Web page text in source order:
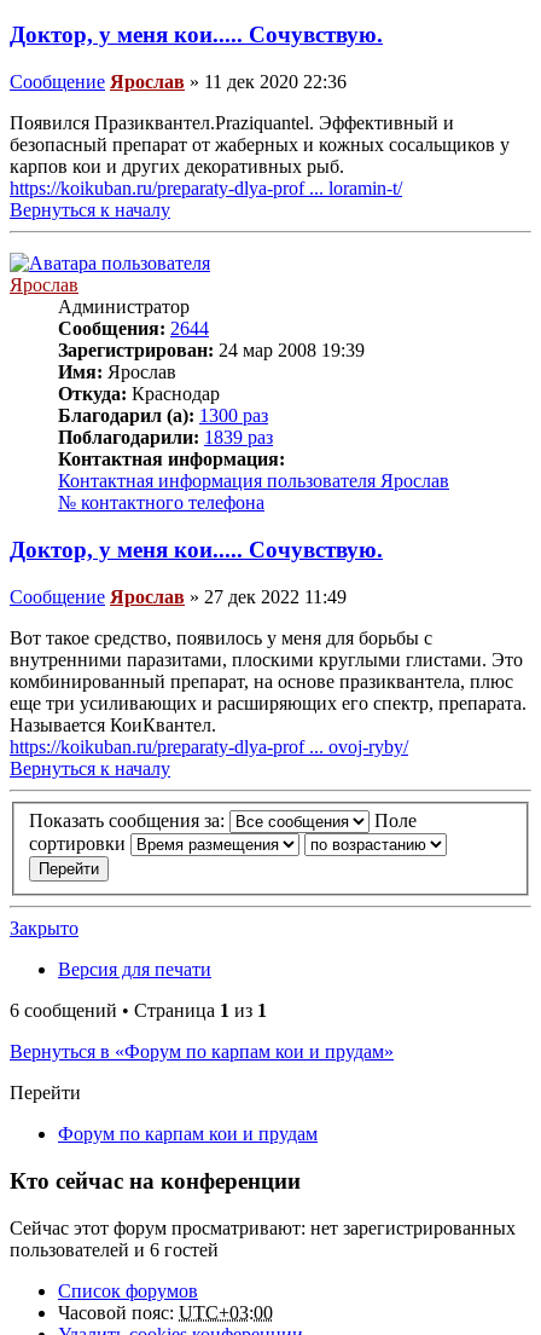
Доктор, у меня кои..... Сочувствую.
Сообщение Ярослав » 11 дек 2020 22:36
Появился Празиквантел.Praziquantel. Эффективный и
безопасный препарат от жаберных и кожных сосальщиков у
карпов кои и других декоративных рыб.
https://koikuban.ru/preparaty-dlya-prof ... loramin-t/
Вернуться к началу
Ярослав
Администратор
Сообщения: 2644
Зарегистрирован: 24 мар 2008 19:39
Имя: Ярослав
Откуда: Краснодар
Благодарил (а): 1300 раз
Поблагодарили: 1839 раз
Контактная информация:
Контактная информация пользователя Ярослав
№ контактного телефона
Доктор, у меня кои..... Сочувствую.
Сообщение Ярослав » 27 дек 2022 11:49
Вот такое средство, появилось у меня для борьбы с
внутренними паразитами, плоскими круглыми глистами. Это
комбинированный препарат, на основе празиквантела, плюс
еще три усиливающих и расширяющих его спектр, препарата.
Называется КоиКвантел.
https://koikuban.ru/preparaty-dlya-prof ... ovoj-ryby/
Вернуться к началу
Показать сообщения за:
Поле
сортировки
Закрыто
Версия для печати
6 сообщений • Страница 1 из 1
Вернуться в «Форум по карпам кои и прудам»
Перейти
Форум по карпам кои и прудам
Кто сейчас на конференции
Сейчас этот форум просматривают: нет зарегистрированных
пользователей и 6 гостей
Список форумов
Часовой пояс: UTC+03:00